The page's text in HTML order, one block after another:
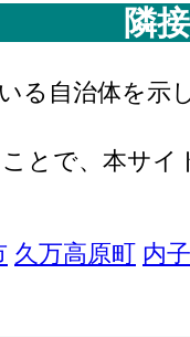
隣
る自治体を示
とで、本サ
久万高原町 内